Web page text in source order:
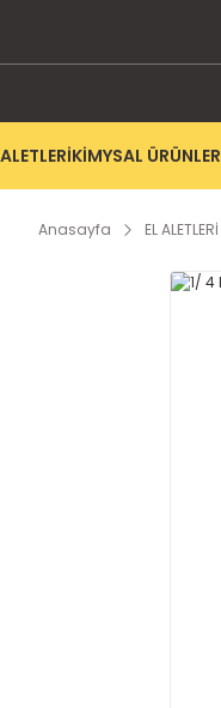
KİMYSAL ÜRÜNLER
Anasayfa EL ALETLERİ